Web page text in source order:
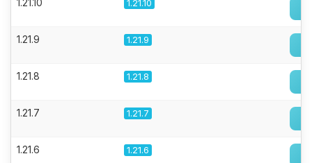
1.21.10 1.21.10
1.21.9 1.21.9
1.21.8 1.21.8
1.21.7 1.21.7
1.21.6 1.21.6